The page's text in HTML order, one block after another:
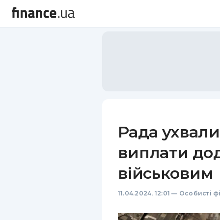
Рада
виплати
військовим
11.04.2024, 12:01 — Особисті